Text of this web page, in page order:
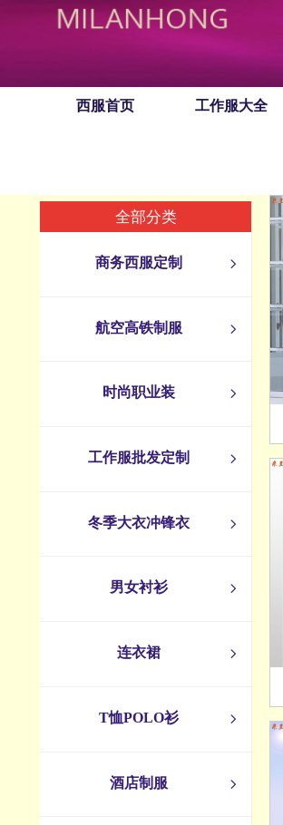
西服首页 工作服大全
全部分类
ꁇ
商务西服定制
ꁇ
航空高铁制服
ꁇ
时尚职业装
ꁇ
工作服批发定制
ꁇ
冬季大衣冲锋衣
ꁇ
男女衬衫
ꁇ
连衣裙
ꁇ
T恤POLO衫
ꁇ
酒店制服